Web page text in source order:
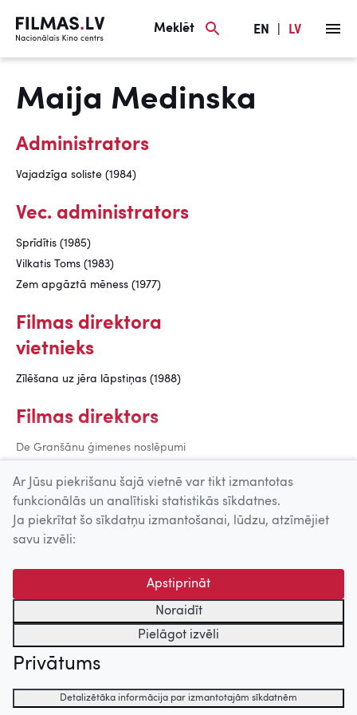
Meklēt EN LV
Maija Medinska
Administrators
Vajadzīga soliste (1984)
Vec. administrators
Sprīdītis (1985)
Vilkatis Toms (1983)
Zem apgāztā mēness (1977)
Filmas direktora
vietnieks
Zīlēšana uz jēra lāpstiņas (1988)
Filmas direktors
De Granšānu ģimenes noslēpumi
Uz augšu
© 2026 Nacionālais Kino centrs, Kultūras informācijas sistēmu
centrs. Sadarbības partneris: Latvijas Valsts
kinofotofonodokumentu arhīvs.
Ar Jūsu piekrišanu šajā vietnē var tikt izmantotas
funkcionālās un analītiski statistikās sīkdatnes.
Ja piekrītat šo sīkdatņu izmantošanai, lūdzu, atzīmējiet
savu izvēli:
Apstiprināt
Noraidīt
Pielāgot izvēli
Privātums
Detalizētāka informācija par izmantotajām sīkdatnēm